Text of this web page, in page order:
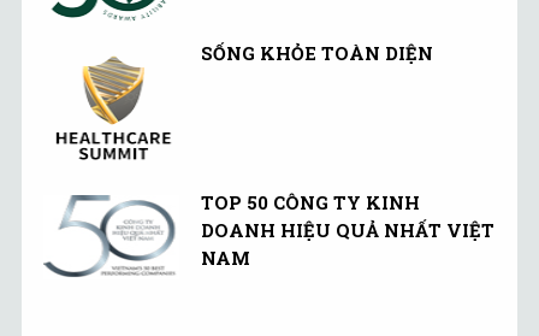
SỐNG KHỎE TOÀN DIỆN
TOP 50 CÔNG TY KINH
DOANH HIỆU QUẢ NHẤT VIỆT
NAM